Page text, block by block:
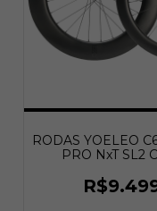
RODAS YOELEO
PRO NxT SL2